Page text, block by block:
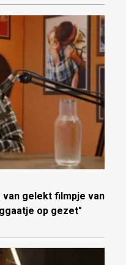
gelekt filmpje van
op gezet"